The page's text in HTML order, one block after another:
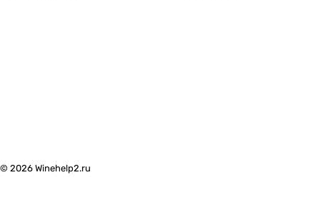
© 2026 Winehelp2.ru